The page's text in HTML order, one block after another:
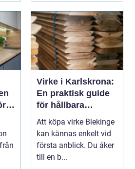
Virke i Karlskrona:
En praktisk guide
för hållbara
byggprojekt
Att köpa virke Blekinge
kan kännas enkelt vid
första anblick. Du åker
till en b...